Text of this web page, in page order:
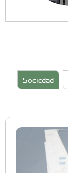
Sociedad